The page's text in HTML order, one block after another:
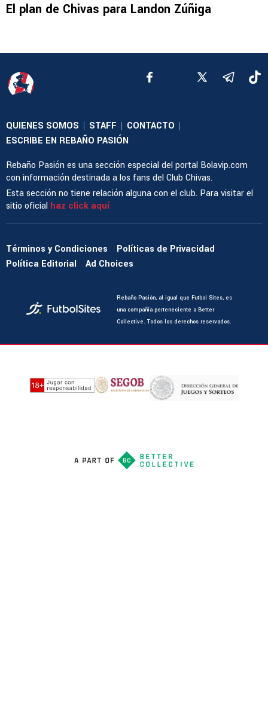
El plan de Chivas para Landon Zúñiga
QUIENES SOMOS STAFF CONTACTO
ESCRIBE EN REBAÑO PASIÓN
Rebaño Pasión es una sección especial del portal Bolavip.com
con información destinada a los fans del Club Chivas.
Esta sección no tiene relación alguna con el club. Para visitar el
sitio oficial haz click aquí
Términos y Condiciones
Políticas de Privacidad
Política Editorial
Ad Choices
Rebaño Pasión, al igual que Futbol Sites, es
una compañía perteneciente a Better
Collective. Todos los derechos reservados.